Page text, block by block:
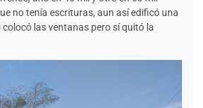
no tenía escrituras, aun así edificó una
colocó las ventanas pero sí quitó la